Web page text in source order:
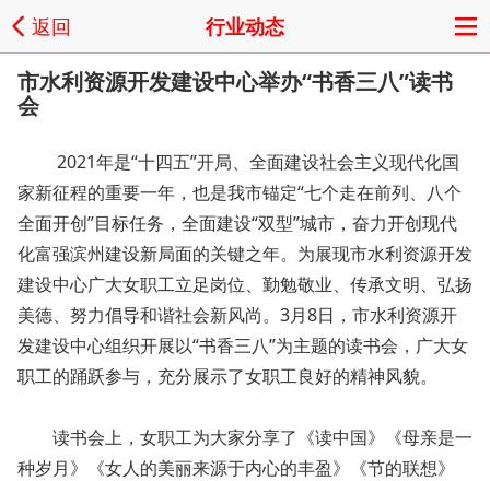
返回 行业动态
市水利资源开发建设中心举办“书香三八”读书
会
2021年是“十四五”开局、全面建设社会主义现代化国
家新征程的重要一年，也是我市锚定“七个走在前列、八个
全面开创”目标任务，全面建设“双型”城市，奋力开创现代
化富强滨州建设新局面的关键之年。为展现市水利资源开发
建设中心广大女职工立足岗位、勤勉敬业、传承文明、弘扬
美德、努力倡导和谐社会新风尚。3月8日，市水利资源开
发建设中心组织开展以“书香三八”为主题的读书会，广大女
职工的踊跃参与，充分展示了女职工良好的精神风貌。
读书会上，女职工为大家分享了《读中国》《母亲是一
种岁月》《女人的美丽来源于内心的丰盈》《节的联想》